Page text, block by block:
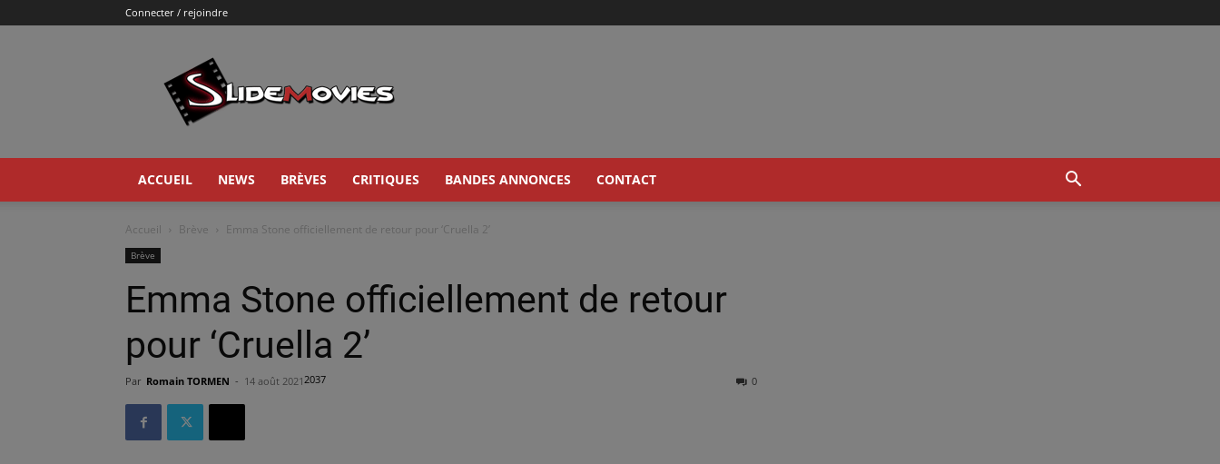
Connecter / rejoindre
ACCUEIL NEWS BRÈVES CRITIQUES BANDES ANNONCES CONTACT
Accueil Brève Emma Stone officiellement de retour pour ‘Cruella 2’
Brève
Emma Stone officiellement de retour
pour ‘Cruella 2’
Par Romain TORMEN - 14 août 2021 0
2037